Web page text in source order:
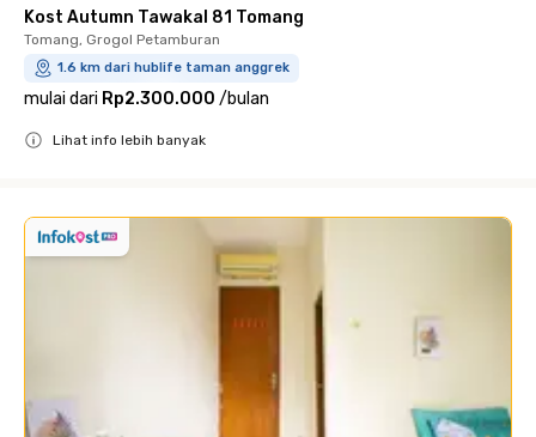
Kost Autumn Tawakal 81 Tomang
Tomang, Grogol Petamburan
1.6 km dari hublife taman anggrek
mulai dari Rp2.300.000 /bulan
Lihat info lebih banyak